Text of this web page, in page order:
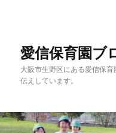
愛信保育園ブ
大阪市生野区にある愛信保
伝えしています。